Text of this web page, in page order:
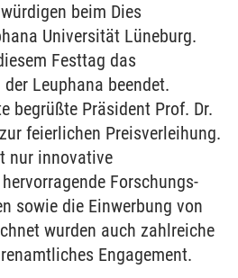
beim Dies
Universität Lüneburg.
Festtag das
Leuphana beendet.
begrüßte Präsident Prof. Dr.
feierlichen Preisverleihung.
nur innovative
Forschungs-
sowie die Einwerbung von
wurden auch zahlreiche
Engagement.